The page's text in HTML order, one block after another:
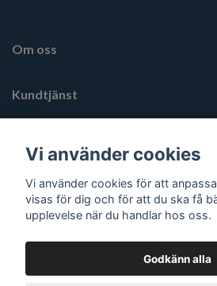
Om oss
Kundtjänst
Sociala medier
Vi använder cookies
Vi använder cookies för att
visas för dig och för att du ska få
upplevelse när du handlar hos oss.
Godkänn alla